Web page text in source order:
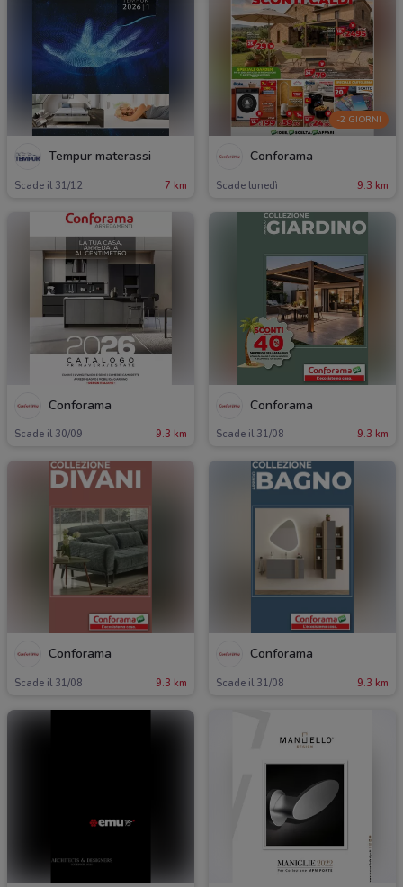
Tempur materassi
Scade il 31/12 7 km
-2 GIORNI
Conforama
Scade lunedì 9.3 km
Conforama
Scade il 30/09 9.3 km
Conforama
Scade il 31/08 9.3 km
Conforama
Scade il 31/08 9.3 km
Conforama
Scade il 31/08 9.3 km